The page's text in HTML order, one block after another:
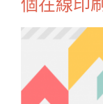
個在線印